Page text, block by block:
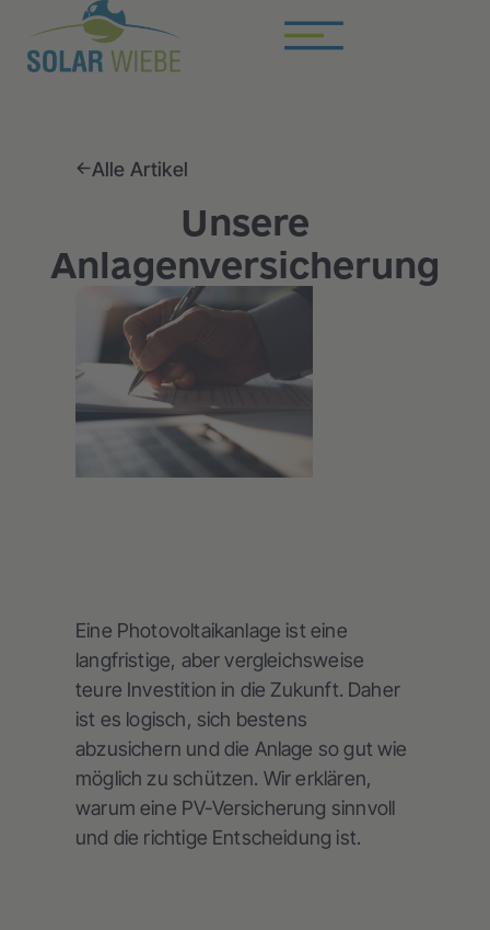
Alle Artikel
Unsere
Anlagenversicherung
Eine Photovoltaikanlage ist eine
langfristige, aber vergleichsweise
teure Investition in die Zukunft. Daher
ist es logisch, sich bestens
abzusichern und die Anlage so gut wie
möglich zu schützen. Wir erklären,
warum eine PV-Versicherung sinnvoll
und die richtige Entscheidung ist.